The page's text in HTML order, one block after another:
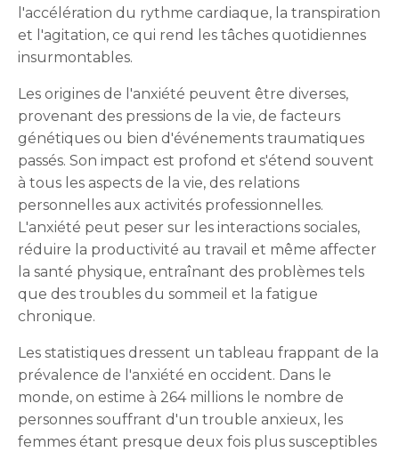
l'accélération du rythme cardiaque, la transpiration
et l'agitation, ce qui rend les tâches quotidiennes
insurmontables.
Les origines de l'anxiété peuvent être diverses,
provenant des pressions de la vie, de facteurs
génétiques ou bien d'événements traumatiques
passés. Son impact est profond et s'étend souvent
à tous les aspects de la vie, des relations
personnelles aux activités professionnelles.
L'anxiété peut peser sur les interactions sociales,
réduire la productivité au travail et même affecter
la santé physique, entraînant des problèmes tels
que des troubles du sommeil et la fatigue
chronique.
Les statistiques dressent un tableau frappant de la
prévalence de l'anxiété en occident. Dans le
monde, on estime à 264 millions le nombre de
personnes souffrant d'un trouble anxieux, les
femmes étant presque deux fois plus susceptibles